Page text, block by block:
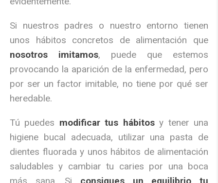
Si nuestros padres o nuestro entorno tienen
unos hábitos concretos de alimentación que
nosotros imitamos, puede que estemos
provocando la aparición de la enfermedad, pero
por ser un factor imitable, no tiene por qué ser
heredable.
Tú puedes modificar tus hábitosy tener una
higiene bucal adecuada, utilizar una pasta de
dientes fluorada y unos hábitos de alimentación
saludables y cambiar tu caries por una boca